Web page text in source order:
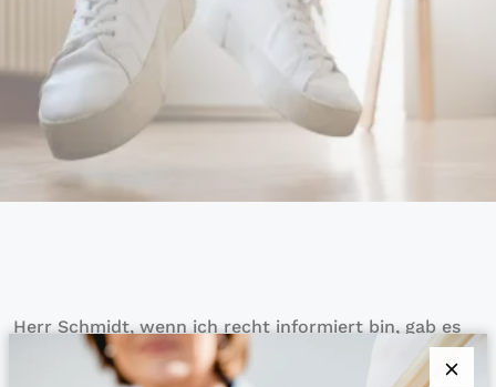
Herr Schmidt, wenn ich recht informiert bin, gab es
einen Psychoanalytiker, Herbert Freudenberger, der